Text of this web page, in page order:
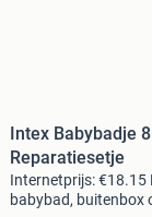
Intex Babybadje
Reparatiesetje
Internetprijs: €18.15
babybad, buitenbox